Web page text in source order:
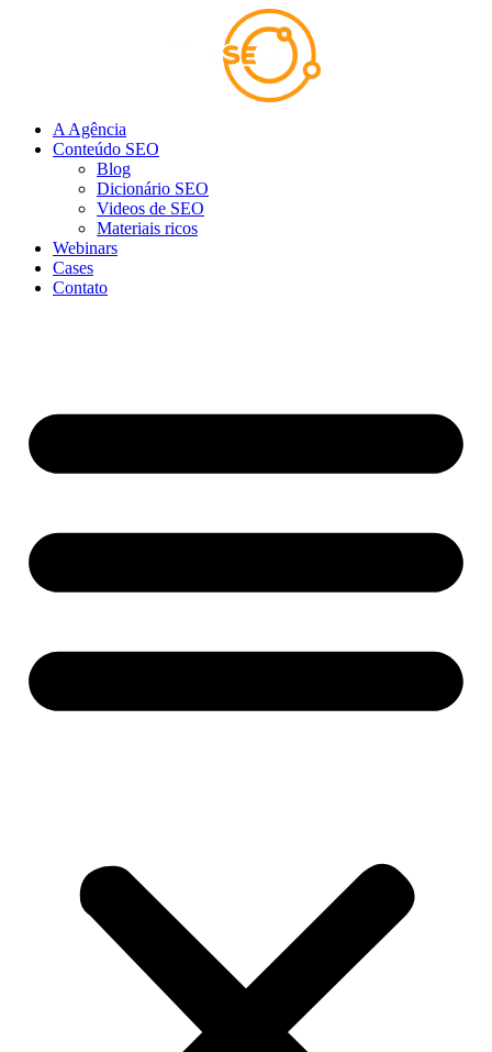
A Agência
Conteúdo SEO
Blog
Dicionário SEO
Videos de SEO
Materiais ricos
Webinars
Cases
Contato